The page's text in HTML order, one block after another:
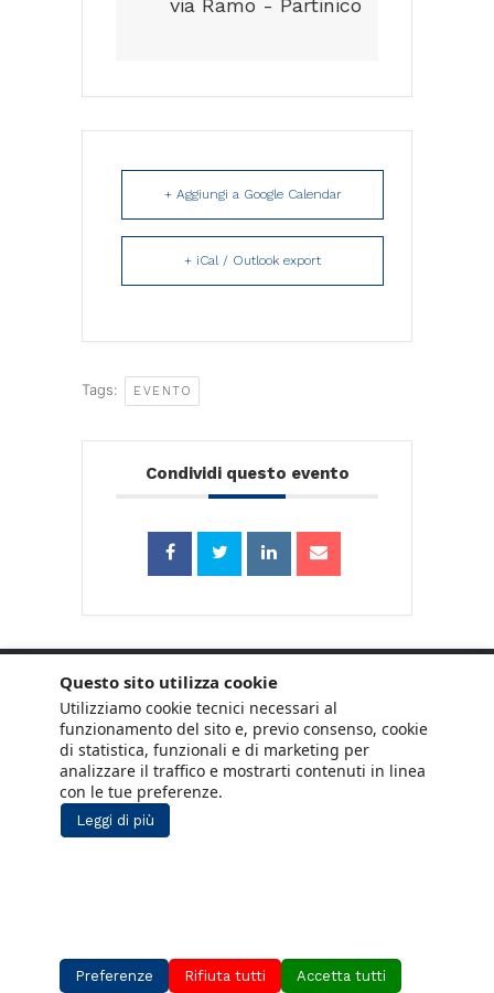
via Ramo - Partinico
+ Aggiungi a Google Calendar
+ iCal / Outlook export
Tags: EVENTO
Condividi questo evento
Questo sito utilizza cookie
Utilizziamo cookie tecnici necessari al
funzionamento del sito e, previo consenso, cookie
di statistica, funzionali e di marketing per
analizzare il traffico e mostrarti contenuti in linea
con le tue preferenze.
Leggi di più
Preferenze Rifiuta tutti Accetta tutti